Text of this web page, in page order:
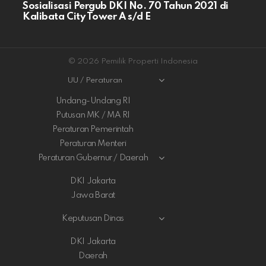
Sosialisasi Pergub DKI No. 70 Tahun 2021 di
Kalibata City Tower A s/d E
© 2026 Pemilik Properti Indonesia
UU / Peraturan
Undang-Undang RI
Putusan MK / MA RI
Peraturan Pemerintah
Peraturan Menteri
Peraturan Gubernur / Daerah
DKI Jakarta
Jawa Barat
Keputusan Dinas
DKI Jakarta
Daerah